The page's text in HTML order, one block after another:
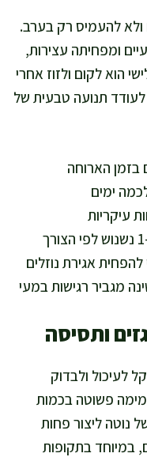
ולא להעמיס רק בערב.
ומפחיתה עצירות,
הוא לקום ולזוז אחרי
תנועה טבעית של
בזמן הארוחה
ימים
עיקריות
אגירת נוזלים
מגביר רגישות במעי
ותסיסה
לעיכול ולבדוק
פשוטה בכמות
נוטה ליצור פחות
במיוחד בתקופות